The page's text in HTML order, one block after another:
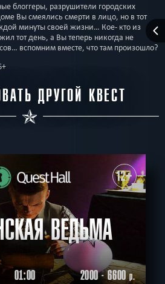
блоггеры, разрушители городских
Вы смеялись смерти в лицо, но в тот
минуты своей жизни… Кое- кто из
тот день, а Вы теперь никогда не
вспомним вместе, что там произошло?
ДРУГОЙ КВЕСТ
12+
ВЕДЬМА
01:00 2000 - 6600р.